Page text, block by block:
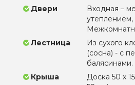
Двери
Входная –
Лестница
Из сухого
(сосна) - с
балясинами.
Крыша
Доска 50 х